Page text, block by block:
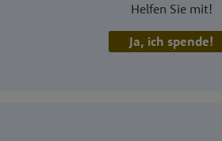
Helfen Sie mit!
Ja, ich spende!